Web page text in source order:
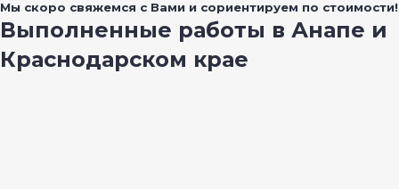
Мы скоро свяжемся с Вами и сориентируем по стоимости!
Выполненные работы в Анапе и
Краснодарском крае